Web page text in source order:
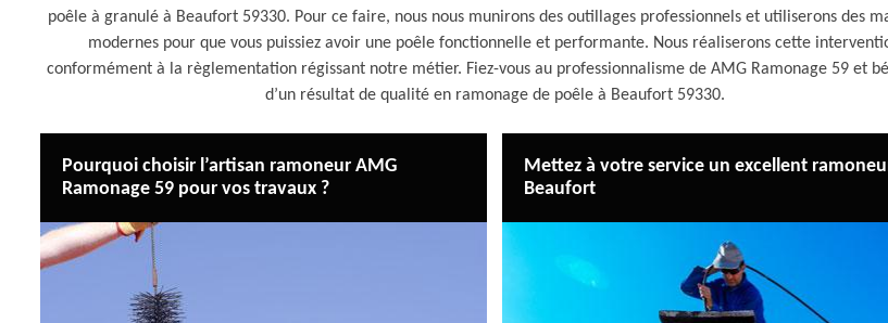
poêle à granulé à Beaufort 59330. Pour ce faire, nous nous munirons des outillages professionnels et utiliserons des
modernes pour que vous puissiez avoir une poêle fonctionnelle et performante. Nous réaliserons cette
conformément à la règlementation régissant notre métier. Fiez-vous au professionnalisme de AMG Ramonage 59 et
d’un résultat de qualité en ramonage de poêle à Beaufort 59330.
Pourquoi choisir l’artisan ramoneur AMG
Ramonage 59 pour vos travaux ?
Mettez à votre service un excellent
Beaufort